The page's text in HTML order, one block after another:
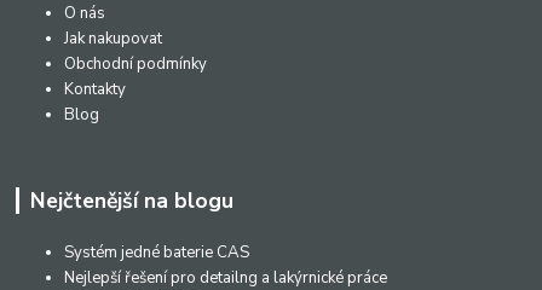
O nás
Jak nakupovat
Obchodní podmínky
Kontakty
Blog
Nejčtenější na blogu
Systém jedné baterie CAS
Nejlepší řešení pro detailng a lakýrnické práce